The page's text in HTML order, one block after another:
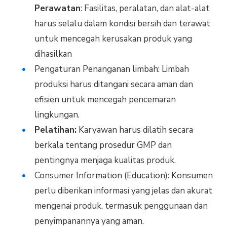
Perawatan: Fasilitas, peralatan, dan alat-alat
harus selalu dalam kondisi bersih dan terawat
untuk mencegah kerusakan produk yang
dihasilkan
Pengaturan Penanganan limbah: Limbah
produksi harus ditangani secara aman dan
efisien untuk mencegah pencemaran
lingkungan.
Pelatihan:Karyawan harus dilatih secara
berkala tentang prosedur GMP dan
pentingnya menjaga kualitas produk.
Consumer Information (Education): Konsumen
perlu diberikan informasi yang jelas dan akurat
mengenai produk, termasuk penggunaan dan
penyimpanannya yang aman.